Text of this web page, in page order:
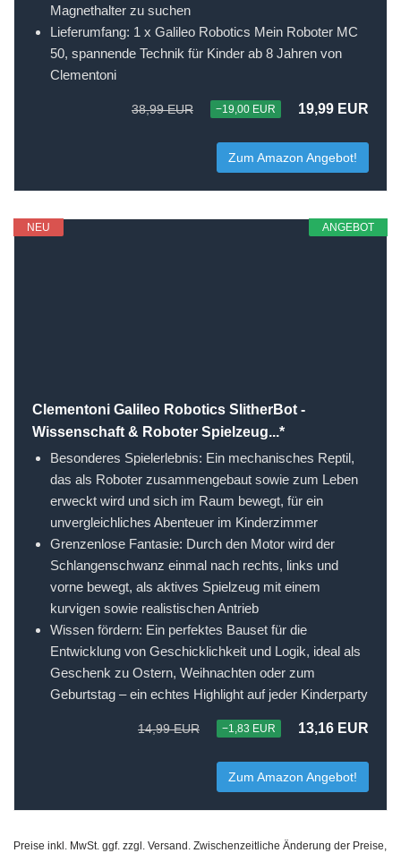
Magnethalter zu suchen
Lieferumfang: 1 x Galileo Robotics Mein Roboter MC
50, spannende Technik für Kinder ab 8 Jahren von
Clementoni
38,99 EUR −19,00 EUR 19,99 EUR
Zum Amazon Angebot!
ANGEBOT
NEU
Clementoni Galileo Robotics SlitherBot -
Wissenschaft & Roboter Spielzeug...*
Besonderes Spielerlebnis: Ein mechanisches Reptil,
das als Roboter zusammengebaut sowie zum Leben
erweckt wird und sich im Raum bewegt, für ein
unvergleichliches Abenteuer im Kinderzimmer
Grenzenlose Fantasie: Durch den Motor wird der
Schlangenschwanz einmal nach rechts, links und
vorne bewegt, als aktives Spielzeug mit einem
kurvigen sowie realistischen Antrieb
Wissen fördern: Ein perfektes Bauset für die
Entwicklung von Geschicklichkeit und Logik, ideal als
Geschenk zu Ostern, Weihnachten oder zum
Geburtstag – ein echtes Highlight auf jeder Kinderparty
14,99 EUR −1,83 EUR 13,16 EUR
Zum Amazon Angebot!
Preise inkl. MwSt. ggf. zzgl. Versand. Zwischenzeitliche Änderung der Preise,